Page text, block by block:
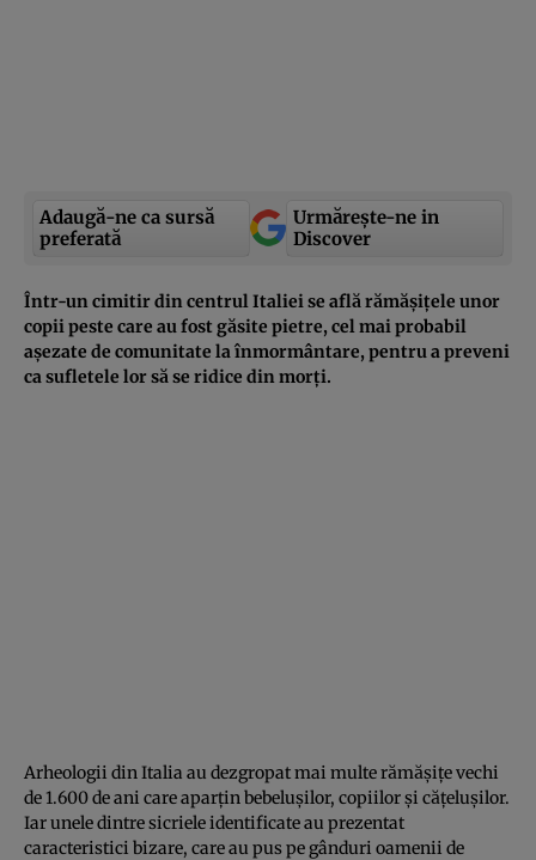
Adaugă-ne ca sursă
preferată
Urmărește-ne in
Discover
Într-un cimitir din centrul Italiei se află rămășițele unor
copii peste care au fost găsite pietre, cel mai probabil
așezate de comunitate la înmormântare, pentru a preveni
ca sufletele lor să se ridice din morți.
Arheologii din Italia au dezgropat mai multe rămășițe vechi
de 1.600 de ani care aparțin bebelușilor, copiilor și cățelușilor.
Iar unele dintre sicriele identificate au prezentat
caracteristici bizare, care au pus pe gânduri oamenii de